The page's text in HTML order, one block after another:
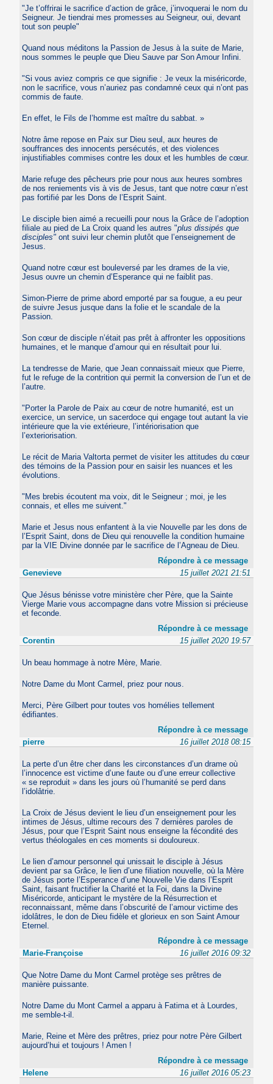
"Je t’offrirai le sacrifice d’action de grâce, j’invoquerai le nom du
Seigneur. Je tiendrai mes promesses au Seigneur, oui, devant
tout son peuple"
Quand nous méditons la Passion de Jesus à la suite de Marie,
nous sommes le peuple que Dieu Sauve par Son Amour Infini.
"Si vous aviez compris ce que signifie : Je veux la miséricorde,
non le sacrifice, vous n’auriez pas condamné ceux qui n’ont pas
commis de faute.
En effet, le Fils de l’homme est maître du sabbat. »
Notre âme repose en Paix sur Dieu seul, aux heures de
souffrances des innocents persécutés, et des violences
injustifiables commises contre les doux et les humbles de cœur.
Marie refuge des pêcheurs prie pour nous aux heures sombres
de nos reniements vis à vis de Jesus, tant que notre cœur n’est
pas fortifié par les Dons de l’Esprit Saint.
Le disciple bien aimé a recueilli pour nous la Grâce de l’adoption
filiale au pied de La Croix quand les autres "plus dissipés que
disciples" ont suivi leur chemin plutôt que l’enseignement de
Jesus.
Quand notre cœur est bouleversé par les drames de la vie,
Jesus ouvre un chemin d’Esperance qui ne faiblit pas.
Simon-Pierre de prime abord emporté par sa fougue, a eu peur
de suivre Jesus jusque dans la folie et le scandale de la
Passion.
Son cœur de disciple n’était pas prêt à affronter les oppositions
humaines, et le manque d’amour qui en résultait pour lui.
La tendresse de Marie, que Jean connaissait mieux que Pierre,
fut le refuge de la contrition qui permit la conversion de l’un et de
l’autre.
"Porter la Parole de Paix au cœur de notre humanité, est un
exercice, un service, un sacerdoce qui engage tout autant la vie
intérieure que la vie extérieure, l’intériorisation que
l’exteriorisation.
Le récit de Maria Valtorta permet de visiter les attitudes du cœur
des témoins de la Passion pour en saisir les nuances et les
évolutions.
"Mes brebis écoutent ma voix, dit le Seigneur ; moi, je les
connais, et elles me suivent."
Marie et Jesus nous enfantent à la vie Nouvelle par les dons de
l’Esprit Saint, dons de Dieu qui renouvelle la condition humaine
par la VIE Divine donnée par le sacrifice de l’Agneau de Dieu.
Répondre à ce message
Genevieve
15 juillet 2021 21:51
Que Jésus bénisse votre ministère cher Père, que la Sainte
Vierge Marie vous accompagne dans votre Mission si précieuse
et feconde.
Répondre à ce message
Corentin
15 juillet 2020 19:57
Un beau hommage à notre Mère, Marie.
Notre Dame du Mont Carmel, priez pour nous.
Merci, Père Gilbert pour toutes vos homélies tellement
édifiantes.
Répondre à ce message
pierre
16 juillet 2018 08:15
La perte d’un être cher dans les circonstances d’un drame où
l’innocence est victime d’une faute ou d’une erreur collective
« se reproduit » dans les jours où l’humanité se perd dans
l’idolâtrie.
La Croix de Jésus devient le lieu d’un enseignement pour les
intimes de Jésus, ultime recours des 7 dernières paroles de
Jésus, pour que l’Esprit Saint nous enseigne la fécondité des
vertus théologales en ces moments si douloureux.
Le lien d’amour personnel qui unissait le disciple à Jésus
devient par sa Grâce, le lien d’une filiation nouvelle, où la Mère
de Jésus porte l’Esperance d’une Nouvelle Vie dans l’Esprit
Saint, faisant fructifier la Charité et la Foi, dans la Divine
Miséricorde, anticipant le mystère de la Résurrection et
reconnaissant, même dans l’obscurité de l’amour victime des
idolâtres, le don de Dieu fidèle et glorieux en son Saint Amour
Eternel.
Répondre à ce message
Marie-Françoise
16 juillet 2016 09:32
Que Notre Dame du Mont Carmel protège ses prêtres de
manière puissante.
Notre Dame du Mont Carmel a apparu à Fatima et à Lourdes,
me semble-t-il.
Marie, Reine et Mère des prêtres, priez pour notre Père Gilbert
aujourd’hui et toujours ! Amen !
Répondre à ce message
Helene
16 juillet 2016 05:23